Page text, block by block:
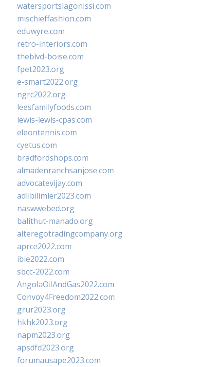
watersportslagonissi.com
mischieffashion.com
eduwyre.com
retro-interiors.com
theblvd-boise.com
fpet2023.org
e-smart2022.org
ngrc2022.org
leesfamilyfoods.com
lewis-lewis-cpas.com
eleontennis.com
cyetus.com
bradfordshops.com
almadenranchsanjose.com
advocatevijay.com
adlibilimler2023.com
naswwebed.org
balithut-manado.org
alteregotradingcompany.org
aprce2022.com
ibie2022.com
sbcc-2022.com
AngolaOilAndGas2022.com
Convoy4Freedom2022.com
grur2023.org
hkhk2023.org
napm2023.org
apsdfd2023.org
forumausape2023.com